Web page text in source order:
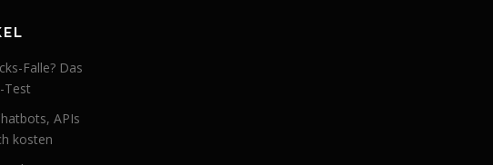
Falle? Das
Test
APIs
kosten